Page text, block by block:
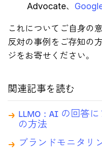
Advocate、
これについてご自身の
反対の事例をご存知の
ジをお寄せください。
関連記事を読む
LLMO : AI の回答
の方法
ブランドモニタリ